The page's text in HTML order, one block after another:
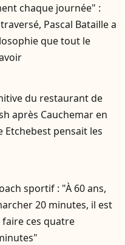
chaque journée" :
Pascal Bataille a
que tout le
du restaurant de
après Cauchemar en
Etchebest pensait les
sportif : "À 60 ans,
20 minutes, il est
faire ces quatre